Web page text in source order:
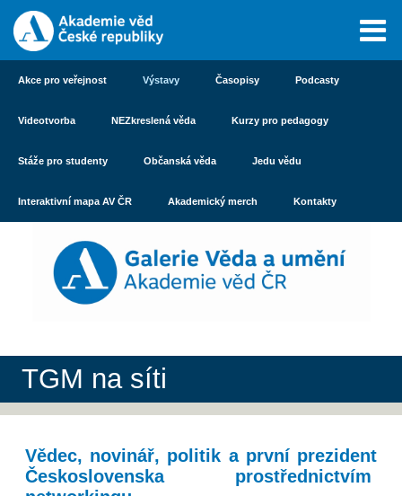
Akce pro veřejnost Výstavy Časopisy Podcasty
Videotvorba NEZkreslená věda Kurzy pro pedagogy
Stáže pro studenty Občanská věda Jedu vědu
Interaktivní mapa AV ČR Akademický merch Kontakty
TGM na síti
Vědec, novinář, politik a první prezident
Československa prostřednictvím